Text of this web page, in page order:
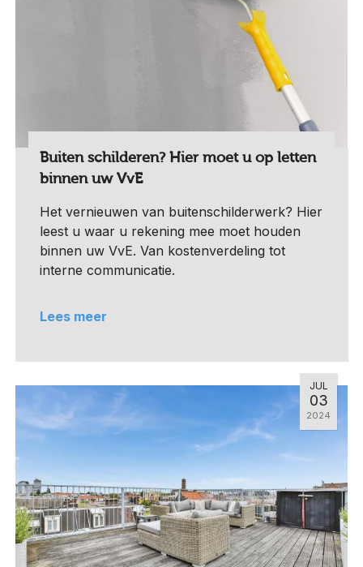
Buiten schilderen? Hier moet u op letten
binnen uw VvE
Het vernieuwen van buitenschilderwerk? Hier
leest u waar u rekening mee moet houden
binnen uw VvE. Van kostenverdeling tot
interne communicatie.
Lees meer
JUL
03
2024